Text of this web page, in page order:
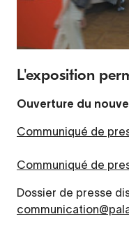
L'exposition
Ouverture du
Communiqué de
Communiqué de
Dossier de presse